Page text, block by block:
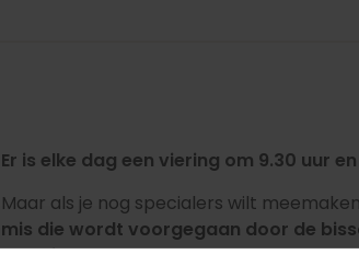
Er is elke dag een viering om 9.30 uur
Maar als je nog specialers wilt
mis die wordt voorgegaan door de
hulpbisschoppen.